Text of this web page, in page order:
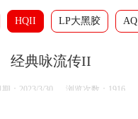
HQII LP大黑胶 AQ
经典咏流传II
期：2023/3/30 浏览次数：1916